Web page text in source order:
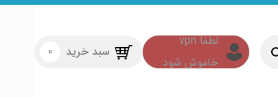
سبد خرید 0